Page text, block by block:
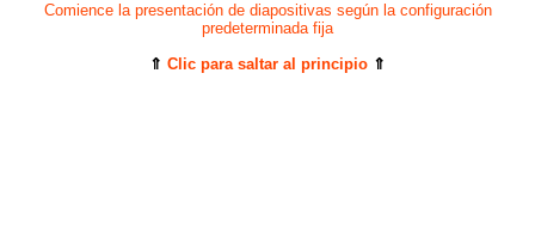
Comience la presentación de diapositivas según la configuración
predeterminada fija
⇑ Clic para saltar al principio ⇑